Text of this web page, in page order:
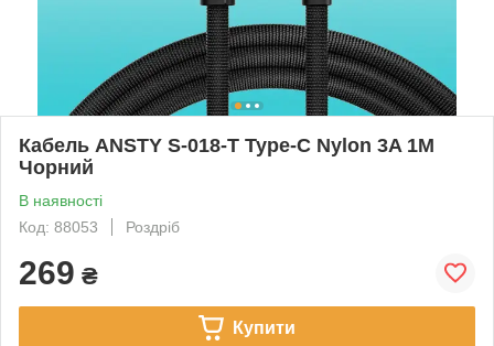
Кабель ANSTY S-018-T Type-C Nylon 3A 1M
Чорний
В наявності
Код: 88053
Роздріб
269 ₴
Купити